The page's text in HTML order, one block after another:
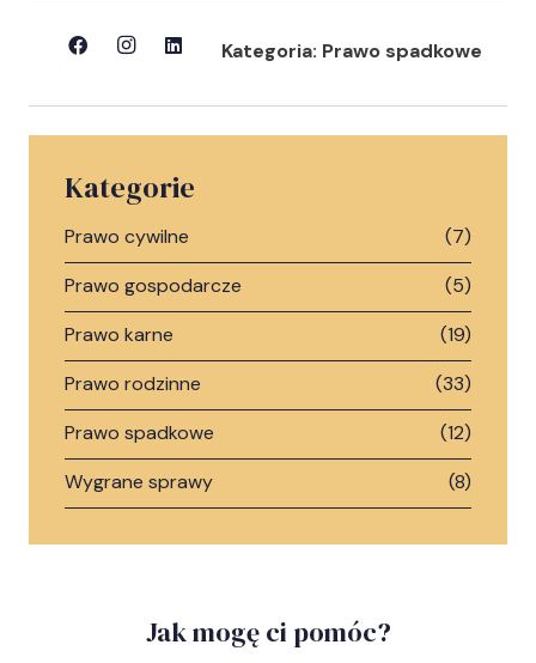
Kategoria: Prawo spadkowe
Kategorie
Prawo cywilne
(7)
Prawo gospodarcze
(5)
Prawo karne
(19)
Prawo rodzinne
(33)
Prawo spadkowe
(12)
Wygrane sprawy
(8)
Jak mogę ci pomóc?